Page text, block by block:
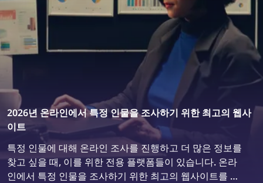
2026년 온라인에서 특정 인물을 조사하기 위한 최고의 웹사
이트
특정 인물에 대해 온라인 조사를 진행하고 더 많은 정보를
찾고 싶을 때, 이를 위한 전용 플랫폼들이 있습니다. 온라
인에서 특정 인물을 조사하기 위한 최고의 웹사이트를 살